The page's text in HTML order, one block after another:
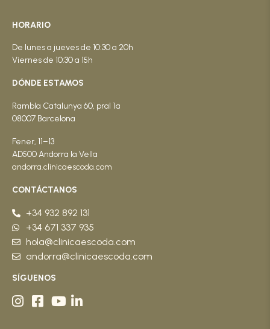
HORARIO
De lunes a jueves de 10:30 a 20h
Viernes de 10:30 a 15h
DÓNDE ESTAMOS
Rambla Catalunya 60, pral 1ª
08007 Barcelona
Fener, 11–13
AD500 Andorra la Vella
andorra.clinicaescoda.com
CONTÁCTANOS
+34 932 892 131
+34 671 337 935
hola@clinicaescoda.com
andorra@clinicaescoda.com
SÍGUENOS